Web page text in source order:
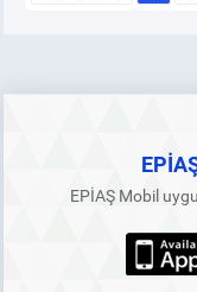
EPİAŞ Mobil